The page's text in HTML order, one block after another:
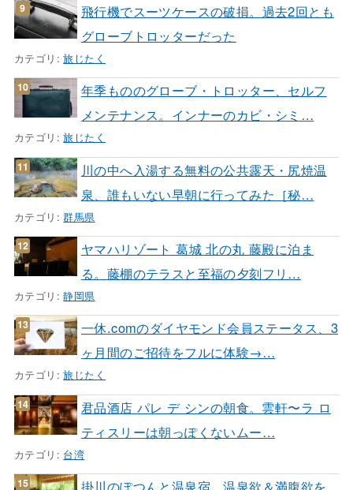
飛行機でスーツケースの破損。過去2回とも
グローブトロッターだった
カテゴリ:旅じたく
年季もののグローブ・トロッター、セルフ
メンテナンス。インナーのカビ・シミ…
カテゴリ:旅じたく
川の中へ入湯する無料の公共露天・尻焼温
泉、誰もいない早朝に行ってみた［秘…
カテゴリ:群馬県
ヤマハリゾート 葛城 北の丸 藤殿に泊ま
る。藤棚のテラスと至福の夕刻フリ…
カテゴリ:静岡県
一休.comのダイヤモンド会員ステータス、3
ヶ月間のご招待をフルに体験→…
カテゴリ:旅じたく
君品酒店 パレ デ シンの朝食。雲軒〜ラ ロ
ティスリーは朝っぽくないムー…
カテゴリ: 台湾
掛川のぽつんと温泉宿。温泉欲＆満腹欲を